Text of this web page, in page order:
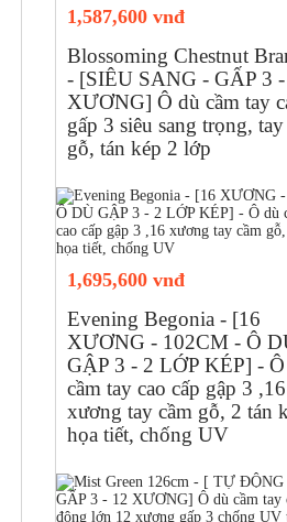
1,587,600 vnđ
Blossoming Chestnut
- [SIÊU SANG - GẤP 3
XƯƠNG] Ô dù cầm tay
gấp 3 siêu sang trọng, tay
gỗ, tán kép 2 lớp
1,695,600 vnđ
Evening Begonia - [16
XƯƠNG - 102CM - Ô
GẬP 3 - 2 LỚP KÉP] - Ô
cầm tay cao cấp gập 3 ,16
xương tay cầm gỗ, 2 tán
họa tiết, chống UV